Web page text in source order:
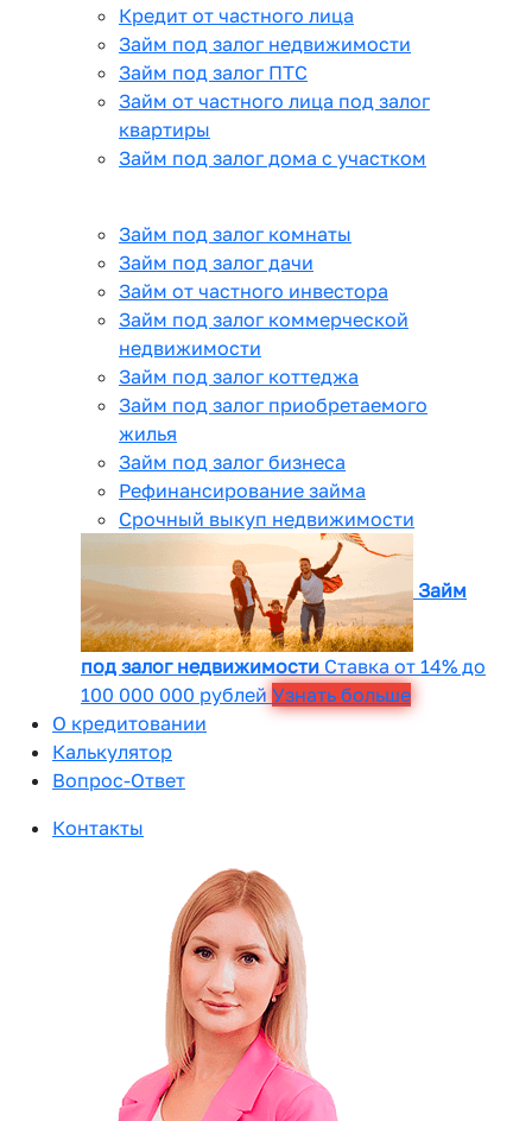
Кредит от частного лица
Займ под залог недвижимости
Займ под залог ПТС
Займ от частного лица под залог
квартиры
Займ под залог дома с участком
Займ под залог комнаты
Займ под залог дачи
Займ от частного инвестора
Займ под залог коммерческой
недвижимости
Займ под залог коттеджа
Займ под залог приобретаемого
жилья
Займ под залог бизнеса
Рефинансирование займа
Срочный выкуп недвижимости
Займ
под залог недвижимости Ставка от 14% до
100 000 000 рублей Узнать больше
О кредитовании
Калькулятор
Вопрос-Ответ
Контакты